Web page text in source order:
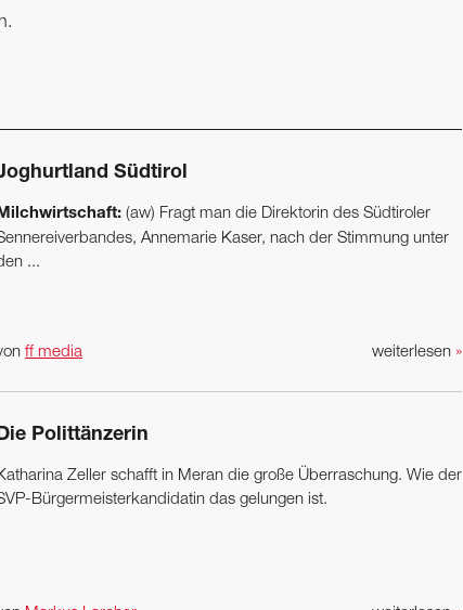
Südtirol
(aw) Fragt man die Direktorin des Südtiroler
Annemarie Kaser, nach der Stimmung unter
...
weiterlesen »
ff media
Polittänzerin
Zeller schafft in Meran die große Überraschung. Wie der
Bürger­meisterkandidatin das gelungen ist.